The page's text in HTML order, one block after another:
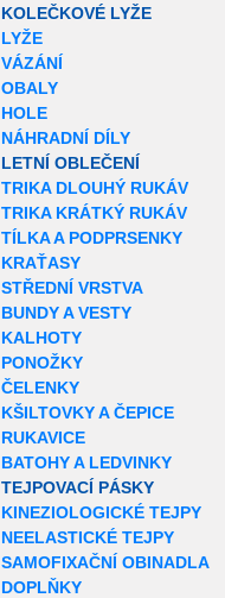
KOLEČKOVÉ LYŽE
LYŽE
VÁZÁNÍ
OBALY
HOLE
NÁHRADNÍ DÍLY
LETNÍ OBLEČENÍ
TRIKA DLOUHÝ RUKÁV
TRIKA KRÁTKÝ RUKÁV
TÍLKA A PODPRSENKY
KRAŤASY
STŘEDNÍ VRSTVA
BUNDY A VESTY
KALHOTY
PONOŽKY
ČELENKY
KŠILTOVKY A ČEPICE
RUKAVICE
BATOHY A LEDVINKY
TEJPOVACÍ PÁSKY
KINEZIOLOGICKÉ TEJPY
NEELASTICKÉ TEJPY
SAMOFIXAČNÍ OBINADLA
DOPLŇKY